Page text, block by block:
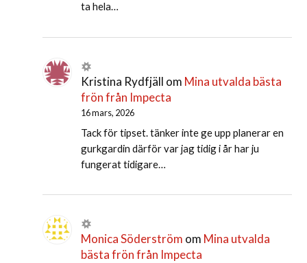
ta hela…
Kristina Rydfjäll om Mina utvalda bästa
frön från Impecta
16 mars, 2026
Tack för tipset. tänker inte ge upp planerar en
gurkgardin därför var jag tidig i år har ju
fungerat tidigare…
Monica Söderström om Mina utvalda
bästa frön från Impecta